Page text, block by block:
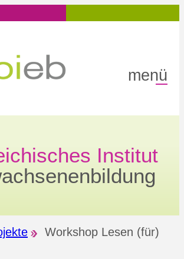
menü
Institut
Workshop Lesen (für)